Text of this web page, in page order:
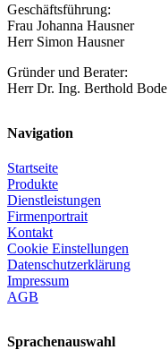
Geschäftsführung:
Frau Johanna Hausner
Herr Simon Hausner
Gründer und Berater:
Herr Dr. Ing. Berthold Bode
Navigation
Startseite
Produkte
Dienstleistungen
Firmenportrait
Kontakt
Cookie Einstellungen
Datenschutzerklärung
Impressum
AGB
Sprachenauswahl